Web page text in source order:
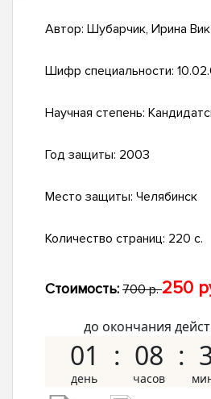
Автор: Шубарчик, Ирина
Шифр специальности:
Научная степень:
Год защиты: 2003
Место защиты: Челябинск
Количество страниц: 220 с.
Стоимость: 700 р.250
до окончания
01 08